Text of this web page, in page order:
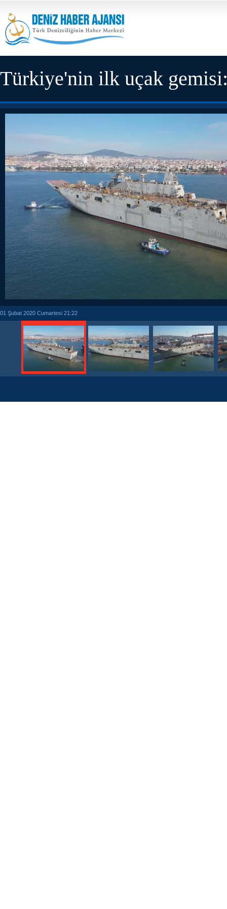
Türkiye'nin ilk uçak
01 Şubat 2020 Cumartesi 21:22